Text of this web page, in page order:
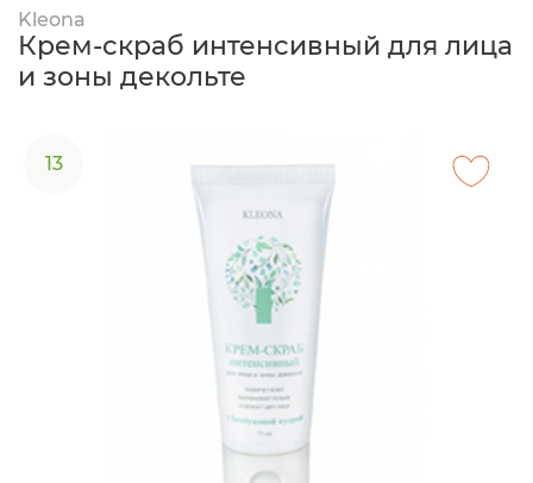
Kleona
Крем-скраб интенсивный для лица
и зоны декольте
13